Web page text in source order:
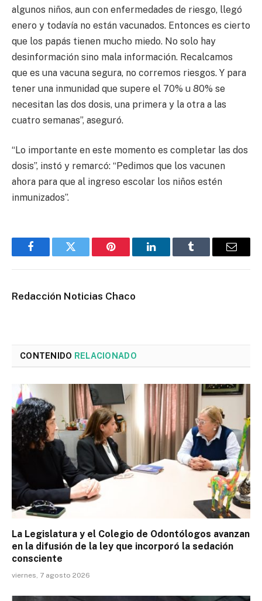
algunos niños, aun con enfermedades de riesgo, llegó
enero y todavía no están vacunados. Entonces es cierto
que los papás tienen mucho miedo. No solo hay
desinformación sino mala información. Recalcamos
que es una vacuna segura, no corremos riesgos. Y para
tener una inmunidad que supere el 70% u 80% se
necesitan las dos dosis, una primera y la otra a las
cuatro semanas”, aseguró.
“Lo importante en este momento es completar las dos
dosis”, instó y remarcó: “Pedimos que los vacunen
ahora para que al ingreso escolar los niños estén
inmunizados”.
FacebookTwitter Pinterest LinkedInTumblr Email
Redacción Noticias Chaco
CONTENIDO RELACIONADO
La Legislatura y el Colegio de Odontólogos avanzan
en la difusión de la ley que incorporó la sedación
consciente
viernes, 7 agosto 2026